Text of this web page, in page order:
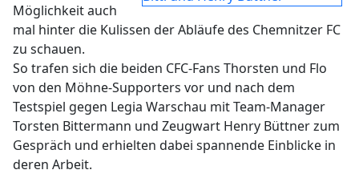
Möglichkeit auch
mal hinter die Kulissen der Abläufe des Chemnitzer FC
zu schauen.
So trafen sich die beiden CFC-Fans Thorsten und Flo
von den Möhne-Supporters vor und nach dem
Testspiel gegen Legia Warschau mit Team-Manager
Torsten Bittermann und Zeugwart Henry Büttner zum
Gespräch und erhielten dabei spannende Einblicke in
deren Arbeit.